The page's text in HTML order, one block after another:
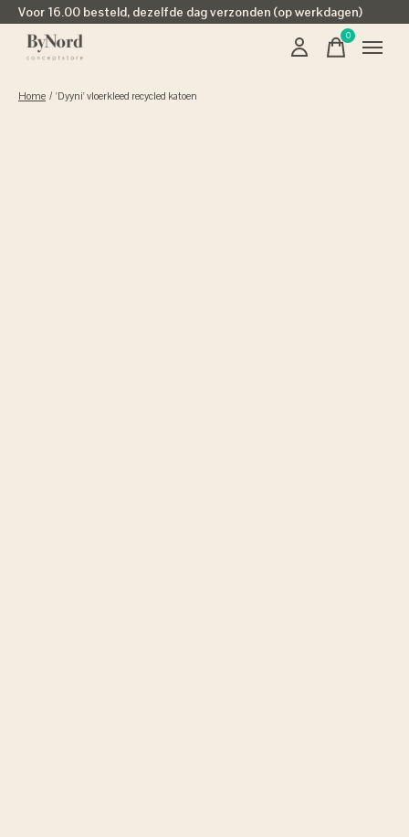
Voor 16.00 besteld, dezelfde dag verzonden (op werkdagen)
0items
Home / 'Dyyni' vloerkleed recycled katoen